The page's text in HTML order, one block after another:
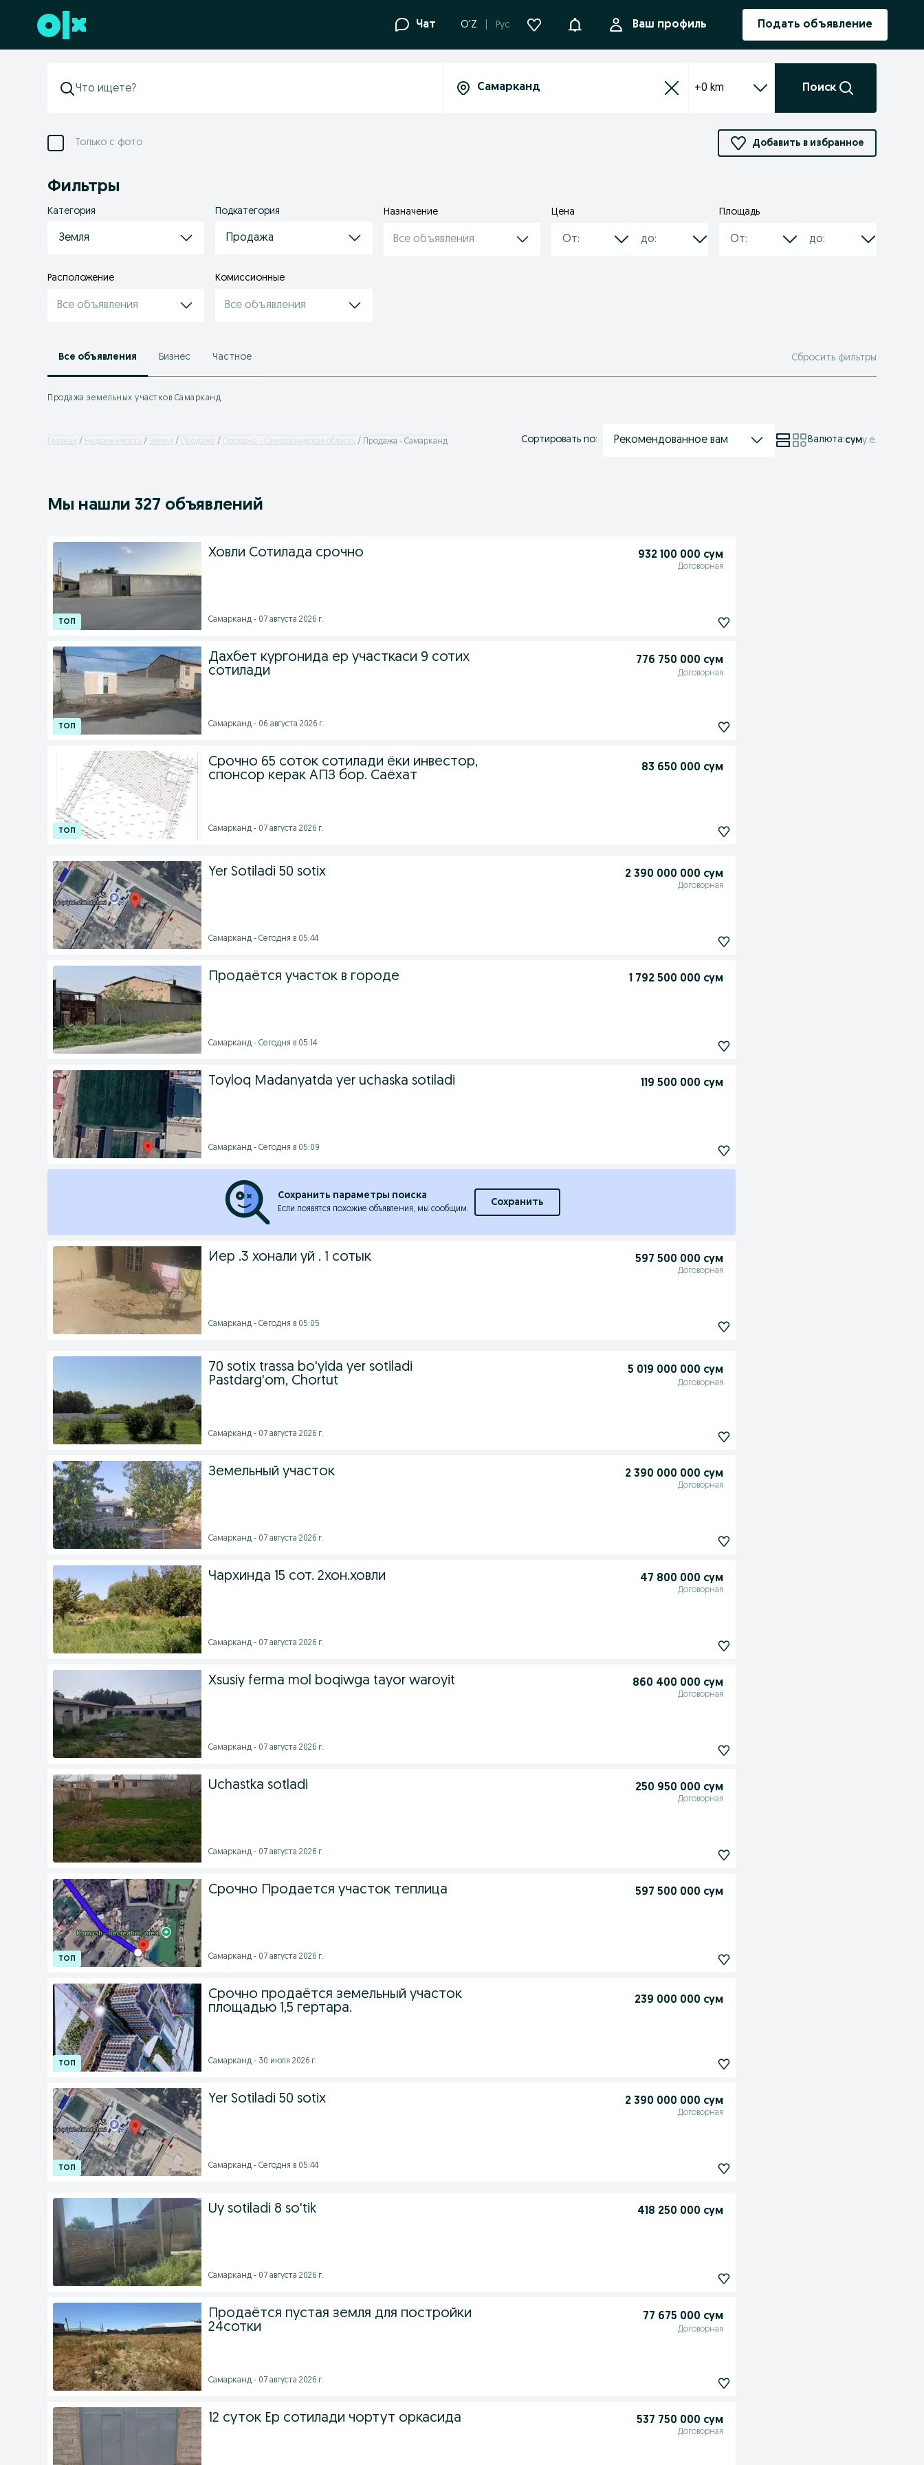
Перейти к нижнему колонтитулу Чат O'Z Рус УведомленияВаш профиль Подать объявление
+0 km Поиск
Только с фото Добавить в избранное
Фильтры
Категория
Земля
Подкатегория
Продажа
Назначение
Все объявления
Цена Площадь
Расположение
Все объявления
Комиссионные
Все объявления
Все объявления Бизнес Частное Сбросить фильтры
Продажа земельных участков Самарканд
Главная Недвижимость Земля Продажа Продажа - Самаркандская область Продажа - Самарканд Сортировать по: Рекомендованное вам Валюта:суму.е.
Мы нашли 327 объявлений
Ховли Сотилада срочно 932 100 000 сум
Договорная
Самарканд - 07 августа 2026 г.
Дахбет кургонида ер участкаси 9 сотих
сотилади
776 750 000 сум
Договорная
Самарканд - 06 августа 2026 г.
Срочно 65 соток сотилади ёки инвестор,
спонсор керак АПЗ бор. Саёхат
83 650 000 сум
Самарканд - 07 августа 2026 г.
Yer Sotiladi 50 sotix 2 390 000 000 сум
Договорная
Самарканд - Сегодня в 05:44
Продаётся участок в городе 1 792 500 000 сум
Самарканд - Сегодня в 05:14
Toyloq Madanyatda yer uchaska sotiladi 119 500 000 сум
Самарканд - Сегодня в 05:09
Сохранить параметры поиска
Если появятся похожие объявления, мы сообщим.
Сохранить
Йер .3 хонали уй . 1 сотык 597 500 000 сум
Договорная
Самарканд - Сегодня в 05:05
70 sotix trassa bo'yida yer sotiladi
Pastdarg'om, Chortut
5 019 000 000 сум
Договорная
Самарканд - 07 августа 2026 г.
Земельный участок 2 390 000 000 сум
Договорная
Самарканд - 07 августа 2026 г.
Чархинда 15 сот. 2хон.ховли 47 800 000 сум
Договорная
Самарканд - 07 августа 2026 г.
Xsusiy ferma mol boqiwga tayor waroyit 860 400 000 сум
Договорная
Самарканд - 07 августа 2026 г.
Uchastka sotladi 250 950 000 сум
Договорная
Самарканд - 07 августа 2026 г.
Срочно Продается участок теплица 597 500 000 сум
Самарканд - 07 августа 2026 г.
Срочно продаётся земельный участок
площадью 1,5 гертара.
239 000 000 сум
Самарканд - 30 июля 2026 г.
Yer Sotiladi 50 sotix 2 390 000 000 сум
Договорная
Самарканд - Сегодня в 05:44
Uy sotiladi 8 so'tik 418 250 000 сум
Самарканд - 07 августа 2026 г.
Продаётся пустая земля для постройки
24сотки
77 675 000 сум
Договорная
Самарканд - 07 августа 2026 г.
12 суток Ер сотилади чортут оркасида 537 750 000 сум
Договорная